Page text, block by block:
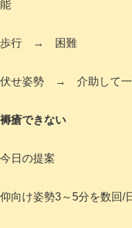
能
歩行 → 困難
伏せ姿勢 → 介助して
褥瘡できない
今日の提案
仰向け姿勢3～5分を数回/